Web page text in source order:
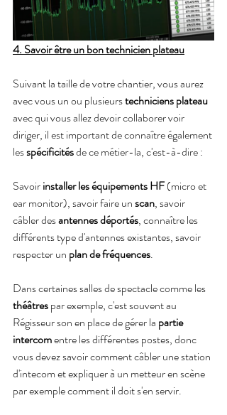
4. Savoir être un bon technicien plateau
Suivant la taille de votre chantier, vous aurez
avec vous un ou plusieurs techniciens plateau
avec qui vous allez devoir collaborer voir
diriger, il est important de connaître également
les spécificités de ce métier-la, c'est-à-dire :
Savoir installer les équipements HF (micro et
ear monitor), savoir faire un scan, savoir
câbler des antennes déportés, connaître les
différents type d'antennes existantes, savoir
respecter un plan de fréquences.
Dans certaines salles de spectacle comme les
théâtres par exemple, c'est souvent au
Régisseur son en place de gérer la partie
intercom entre les différentes postes, donc
vous devez savoir comment câbler une station
d'intecom et expliquer à un metteur en scène
par exemple comment il doit s'en servir.